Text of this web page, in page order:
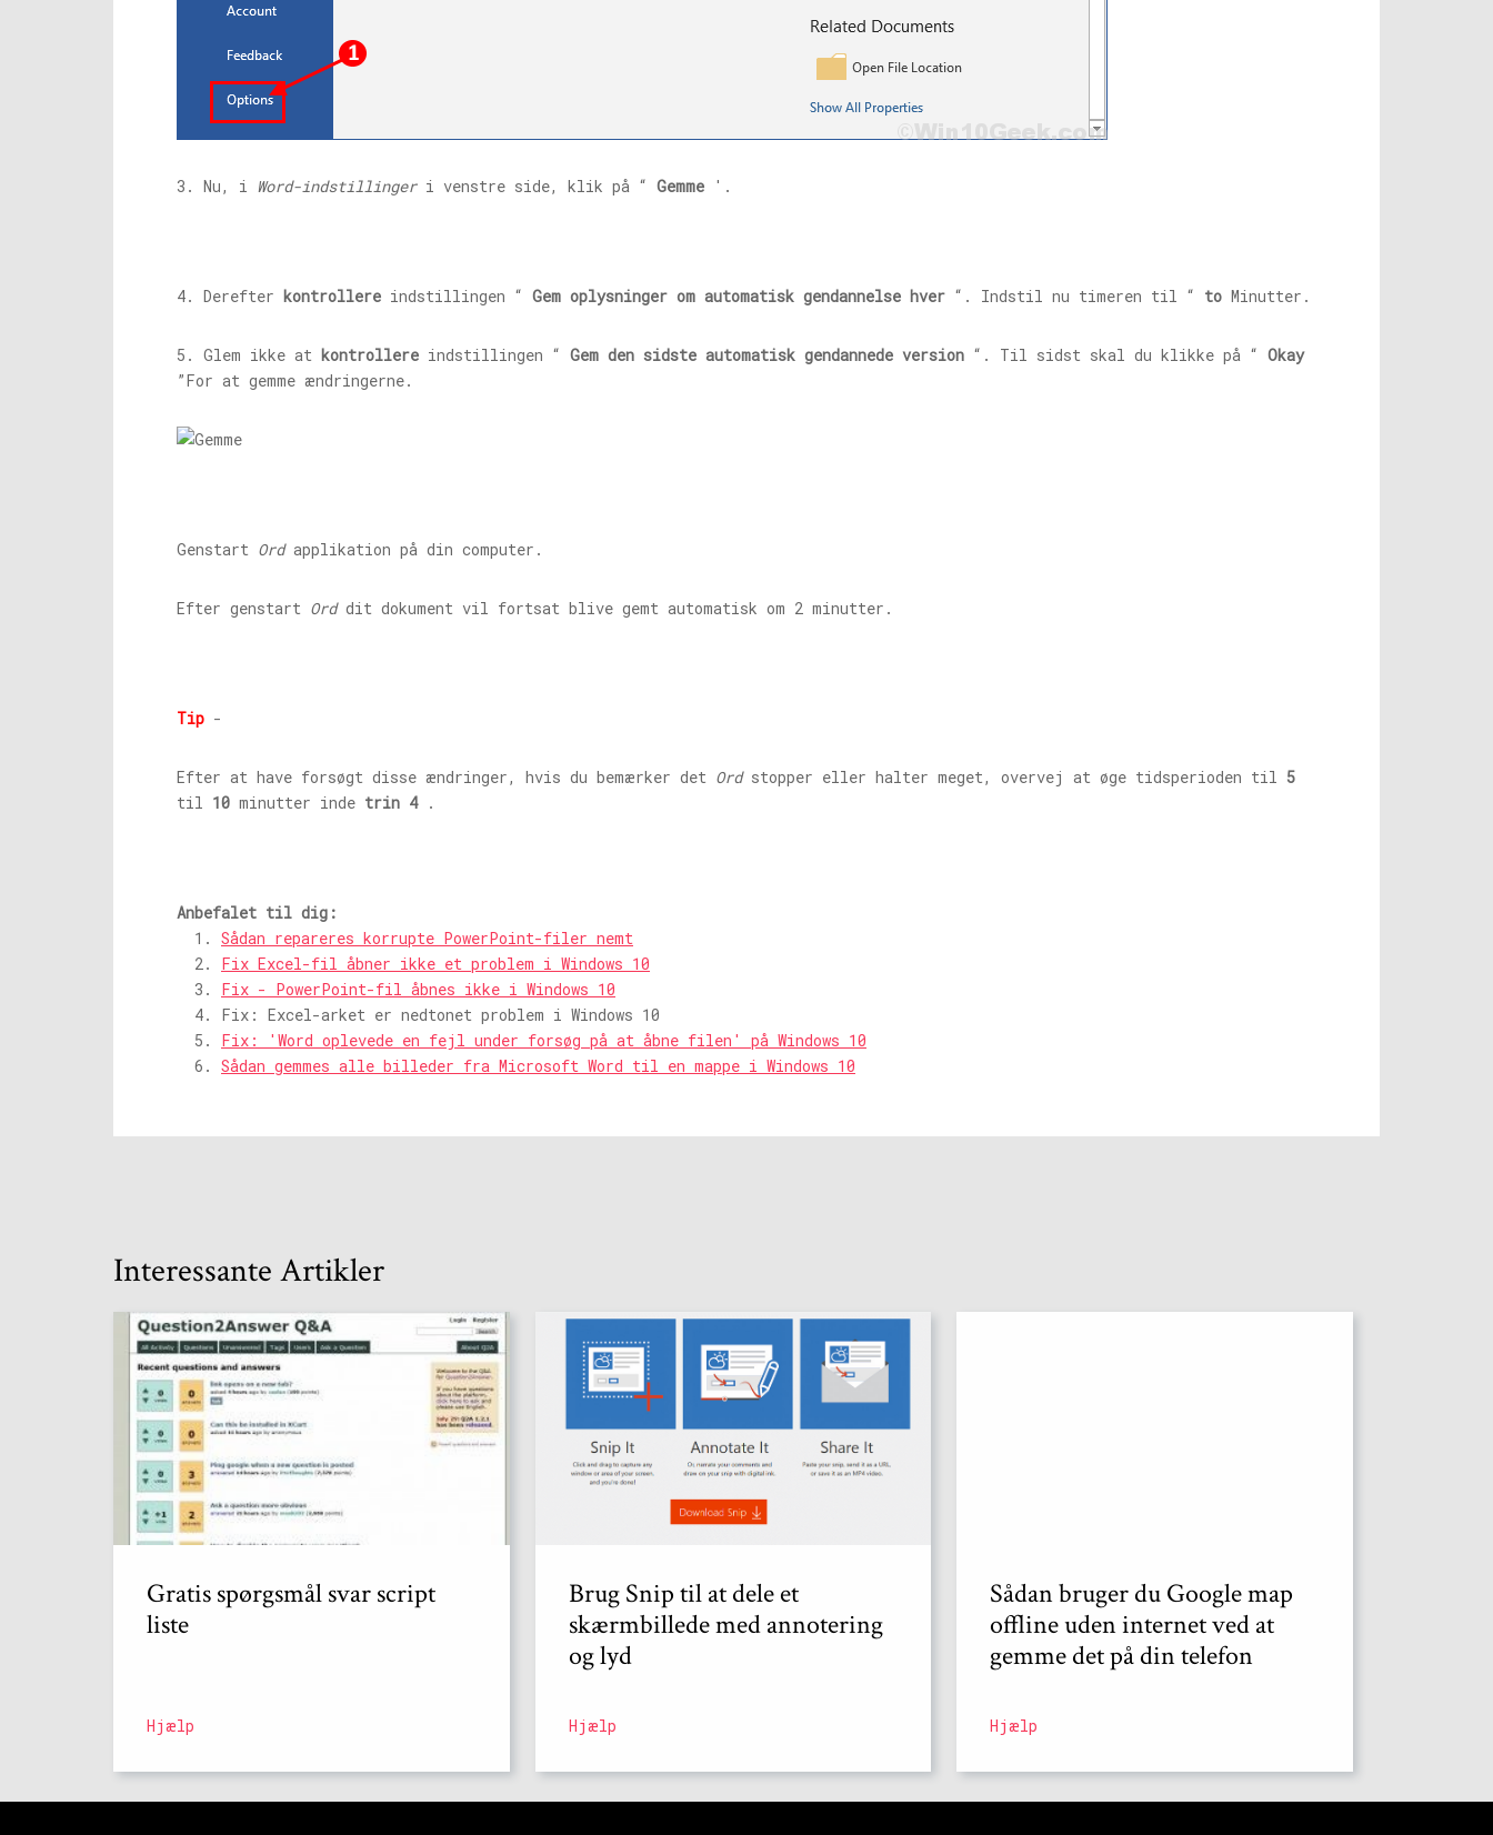
3. Nu, i Word-indstillingeri venstre side, klik på “ Gemme '.
4. Derefter kontrollere indstillingen “ Gem oplysninger om automatisk gendannelse hver “. Indstil nu timeren til “ to Minutter.
5. Glem ikke at kontrollere indstillingen “ Gem den sidste automatisk gendannede version “. Til sidst skal du klikke på “ Okay
”For at gemme ændringerne.
Genstart Ordapplikation på din computer.
Efter genstart Orddit dokument vil fortsat blive gemt automatisk om 2 minutter.
Tip -
Efter at have forsøgt disse ændringer, hvis du bemærker det Ordstopper eller halter meget, overvej at øge tidsperioden til 5
til 10 minutter inde trin 4.
Anbefalet til dig:
Sådan repareres korrupte PowerPoint-filer nemt
Fix Excel-fil åbner ikke et problem i Windows 10
Fix - PowerPoint-fil åbnes ikke i Windows 10
Fix: Excel-arket er nedtonet problem i Windows 10
Fix: 'Word oplevede en fejl under forsøg på at åbne filen' på Windows 10
Sådan gemmes alle billeder fra Microsoft Word til en mappe i Windows 10
Interessante Artikler
Gratis spørgsmål svar script
liste
Hjælp
Brug Snip til at dele et
skærmbillede med annotering
og lyd
Hjælp
Sådan bruger du Google map
offline uden internet ved at
gemme det på din telefon
Hjælp